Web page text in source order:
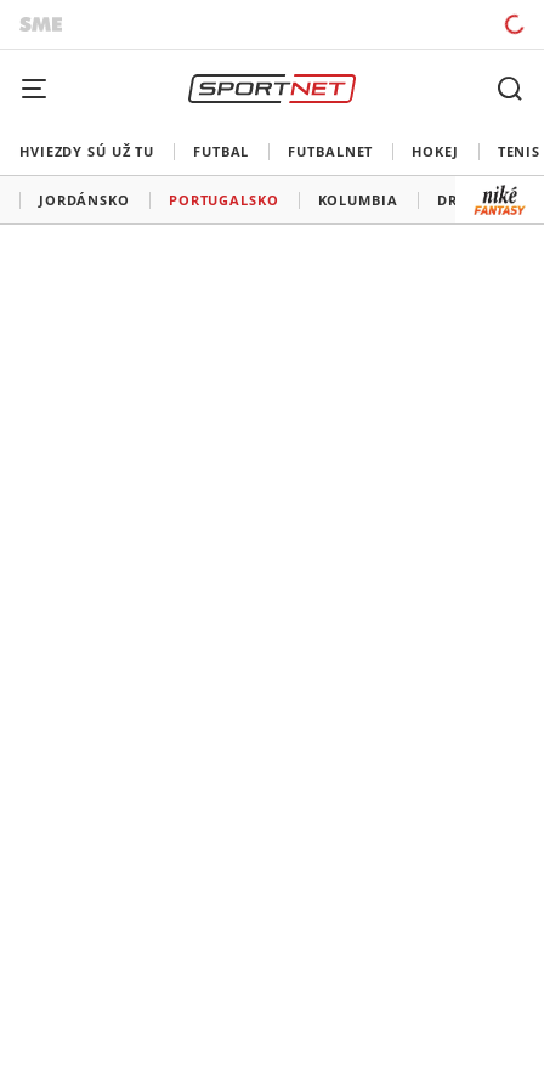
HVIEZDY SÚ UŽ TU FUTBAL FUTBALNET HOKEJ TENIS
JORDÁNSKO PORTUGALSKO KOLUMBIA DR KONGO